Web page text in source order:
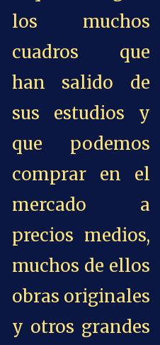
los muchos
cuadros que
han salido de
sus estudios y
que podemos
comprar en el
mercado a
precios medios,
muchos de ellos
obras originales
y otros grandes